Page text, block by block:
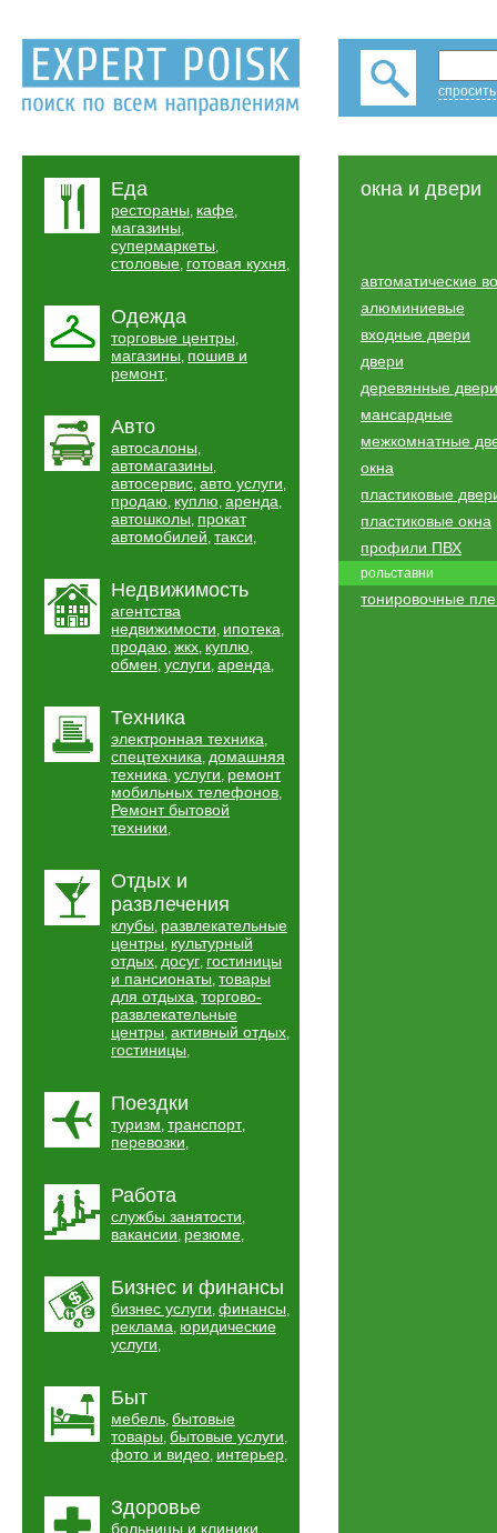
Еда
рестораны, кафе,
магазины,
супермаркеты,
столовые, готовая кухня,
Одежда
торговые центры,
магазины, пошив и
ремонт,
Авто
автосалоны,
автомагазины,
автосервис, авто услуги,
продаю, куплю, аренда,
автошколы, прокат
автомобилей, такси,
Недвижимость
агентства
недвижимости, ипотека,
продаю, жкх, куплю,
обмен, услуги, аренда,
Техника
электронная техника,
спецтехника, домашняя
техника, услуги, ремонт
мобильных телефонов,
Ремонт бытовой
техники,
Отдых и
развлечения
клубы, развлекательные
центры, культурный
отдых, досуг, гостиницы
и пансионаты, товары
для отдыха, торгово-
развлекательные
центры, активный отдых,
гостиницы,
Поездки
туризм, транспорт,
перевозки,
Работа
службы занятости,
вакансии, резюме,
Бизнес и финансы
бизнес услуги, финансы,
реклама, юридические
услуги,
Быт
мебель, бытовые
товары, бытовые услуги,
фото и видео, интерьер,
Здоровье
больницы и клиники,
окна и двери
автоматические
алюминиевые
входные двери
двери
деревянные двери
мансардные
межкомнатные
окна
пластиковые
пластиковые окна
профили ПВХ
рольставни
тонировочные